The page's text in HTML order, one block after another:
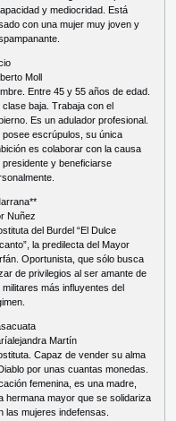
y mediocridad. Está
con una mujer muy joven y
Moll
Entre 45 y 55 años de edad.
clase baja. Trabaja con el
Es un adulador profesional.
posee escrúpulos, su única
es colaborar con la causa
presidente y beneficiarse
Nuñez
del Burdel “El Dulce
la predilecta del Mayor
Oportunista, que sólo busca
de privilegios al ser amante de
militares más influyentes del
Martín
Capaz de vender su alma
por unas cuantas monedas.
femenina, es una madre,
hermana mayor que se solidariza
las mujeres indefensas.